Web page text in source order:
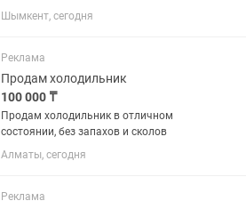
городу
Шымкент, сегодня
Реклама
Продам холодильник
100 000 ₸
Продам холодильник в отличном
состоянии, без запахов и сколов
Алматы, сегодня
Реклама